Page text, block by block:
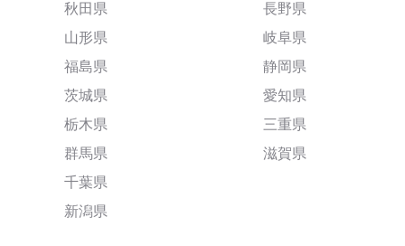
秋田県
山形県
福島県
茨城県
栃木県
群馬県
千葉県
新潟県
長野県
岐阜県
静岡県
愛知県
三重県
滋賀県